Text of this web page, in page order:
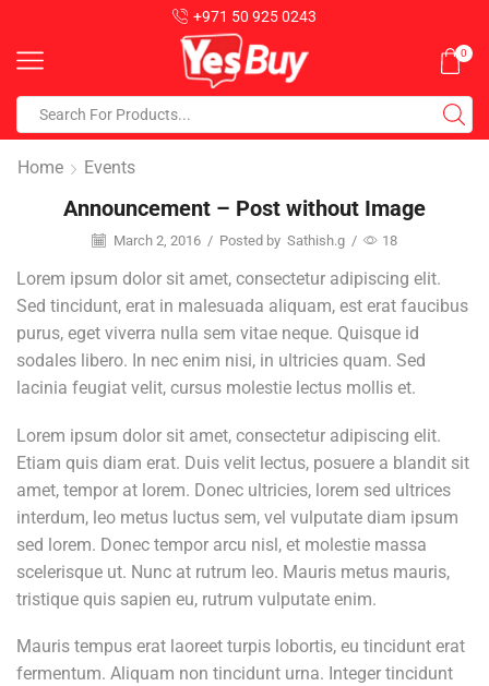
+971 50 925 0243
0
Home Events
Announcement – Post without Image
March 2, 2016 / Posted by Sathish.g / 18
Lorem ipsum dolor sit amet, consectetur adipiscing elit.
Sed tincidunt, erat in malesuada aliquam, est erat faucibus
purus, eget viverra nulla sem vitae neque. Quisque id
sodales libero. In nec enim nisi, in ultricies quam. Sed
lacinia feugiat velit, cursus molestie lectus mollis et.
Lorem ipsum dolor sit amet, consectetur adipiscing elit.
Etiam quis diam erat. Duis velit lectus, posuere a blandit sit
amet, tempor at lorem. Donec ultricies, lorem sed ultrices
interdum, leo metus luctus sem, vel vulputate diam ipsum
sed lorem. Donec tempor arcu nisl, et molestie massa
scelerisque ut. Nunc at rutrum leo. Mauris metus mauris,
tristique quis sapien eu, rutrum vulputate enim.
Mauris tempus erat laoreet turpis lobortis, eu tincidunt erat
fermentum. Aliquam non tincidunt urna. Integer tincidunt